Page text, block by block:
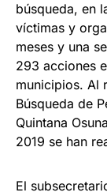
búsqueda, en
víctimas y
meses y una
293 acciones
municipios. Al
Búsqueda de
Quintana
2019 se han
El